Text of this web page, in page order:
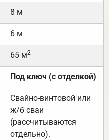
8 м
6 м
65 м2
Под ключ (с отделкой)
Свайно-винтовой или
ж/б сваи
(рассчитываются
отдельно).